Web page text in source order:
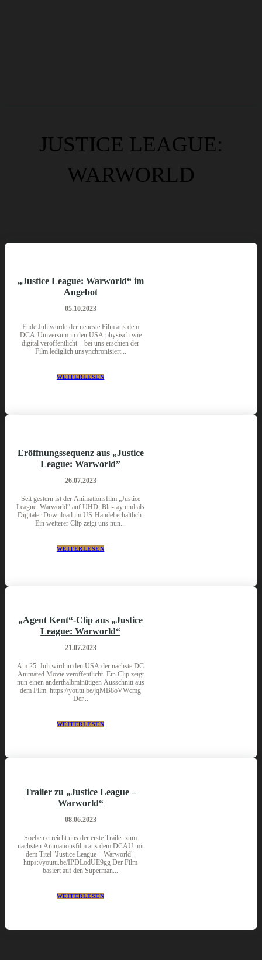
JUSTICE LEAGUE:
WARWORLD
„Justice League: Warworld“ im
Angebot
05.10.2023
Ende Juli wurde der neueste Film aus dem
DCA-Universum in den USA physisch wie
digital veröffentlicht – bei uns erschien der
Film lediglich unsynchronisiert...
WEITERLESEN
Eröffnungssequenz aus „Justice
League: Warworld”
26.07.2023
Seit gestern ist der Animationsfilm „Justice
League: Warworld” auf UHD, Blu-ray und als
Digitaler Download im US-Handel erhältlich.
Ein weiterer Clip zeigt uns nun...
WEITERLESEN
„Agent Kent“-Clip aus „Justice
League: Warworld“
21.07.2023
Am 25. Juli wird in den USA der nächste DC
Animated Movie veröffentlicht. Ein Clip zeigt
nun einen anderthalbminütigen Ausschnitt aus
dem Film. https://youtu.be/jqMB8oVWcmg
Der...
WEITERLESEN
Trailer zu „Justice League –
Warworld“
08.06.2023
Soeben erreicht uns der erste Trailer zum
nächsten Animationsfilm aus dem DCAU mit
dem Titel "Justice League – Warworld".
https://youtu.be/IPDLodUE9gg Der Film
basiert auf den Superman...
WEITERLESEN